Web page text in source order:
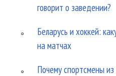
говорит о заведении?
Беларусь и хоккей:
на матчах
Почему спортсмены